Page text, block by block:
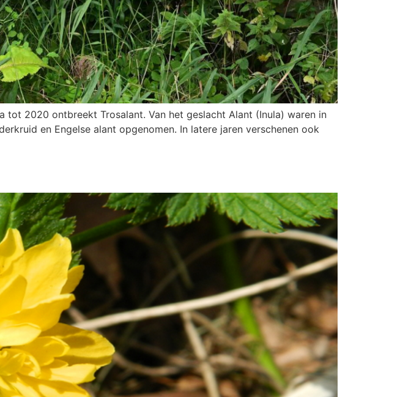
2020 ontbreekt Trosalant. Van het geslacht Alant (Inula) waren in
en Engelse alant opgenomen. In latere jaren verschenen ook